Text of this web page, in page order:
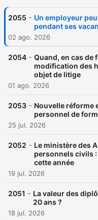
2055 - Un employeur
pendant ses
02 ago. 2026
2054 - Quand, en cas de
modification des
objet de litige
01 ago. 2026
2053 - Nouvelle réforme
personnel de
25 jul. 2026
2052 - Le ministère des
personnels civils
cette année
19 jul. 2026
2051 - La valeur des
20 ans ?
18 jul. 2026